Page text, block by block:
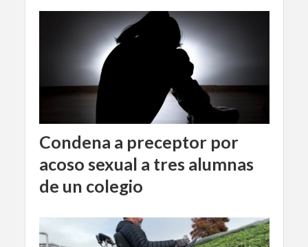
Condena a preceptor por
acoso sexual a tres alumnas
de un colegio